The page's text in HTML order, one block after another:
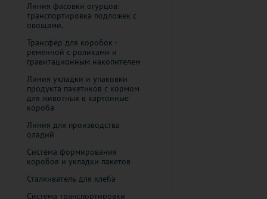
Линия фасовки огурцов:
транспортировка подложек с
овощами.
Трансфер для коробок -
ременной с роликами и
гравитационным накопителем
Линия укладки и упаковки
продукта пакетиков с кормом
для животных ​в картонные
короба
Линия для производства
оладий
Система формирования
коробов и укладки пакетов
Сталкиватель для хлеба
Система транспортировки